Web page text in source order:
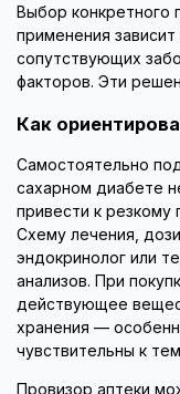
Выбор конкретного
применения
сопутствующих
факторов. Эти
Как
Самостоятельно
сахарном диабете
привести к
Схему лечения,
эндокринолог или
анализов. При
действующее
хранения —
чувствительны к
Провизор аптеки